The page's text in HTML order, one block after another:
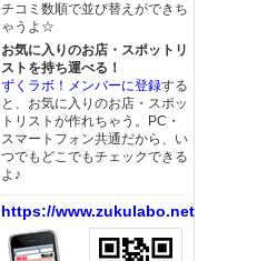
チコミ数順で並び替えができち
ゃうよ☆
お気に入りのお店・スポットリ
ストを持ち運べる！
ずくラボ！メンバーに登録する
と、お気に入りのお店・スポッ
トリストが作れちゃう。PC・
スマートフォン共通だから、い
つでもどこでもチェックできる
よ♪
https://www.zukulabo.net/